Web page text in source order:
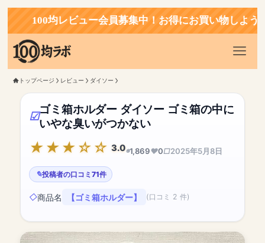
100均レビュー会員募集中！お得にお買い物しよう！
トップページ レビュー ダイソー
ゴミ箱ホルダー ダイソー ゴミ箱の中に
いやな臭いがつかない
3.0 1,869 0 2025年5月8日
投稿者の口コミ71件
商品名 【ゴミ箱ホルダー】 (口コミ 2 件)